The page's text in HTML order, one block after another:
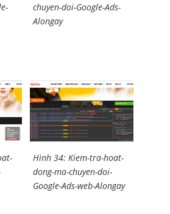
chuyen-doi-Google-Ads-
Alongay
Hình 34: Kiem-tra-hoat-
dong-ma-chuyen-doi-
Google-Ads-web-Alongay